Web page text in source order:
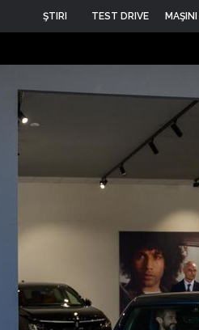
ŞTIRI TEST DRIVE MAŞINI